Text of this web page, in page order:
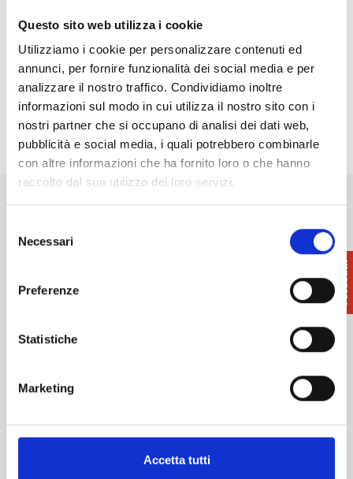
Questo sito web utilizza i cookie
Utilizziamo i cookie per personalizzare contenuti ed
annunci, per fornire funzionalità dei social media e per
analizzare il nostro traffico. Condividiamo inoltre
informazioni sul modo in cui utilizza il nostro sito con i
nostri partner che si occupano di analisi dei dati web,
pubblicità e social media, i quali potrebbero combinarle
con altre informazioni che ha fornito loro o che hanno
raccolto dal suo utilizzo dei loro servizi.
delNecessari
Preferenze
Statistiche
Marketing
Accetta tutti
Terre di Pisa- 01/11/2026 - 29/11/2026 - Tutto il
giorno
"Cantine aperte" - Open wineries at Christmas
time- 01/12/2026 - 31/12/2026 - Tutto il giorno
Want updates on what to do and see in the Terre di Pisa?
Sign up for our newsletter! An immediate surprise for you!
Sign up for our Newsletter!
Promotion and Development Service
Internationalisation, Tourism and Cultural Heritage